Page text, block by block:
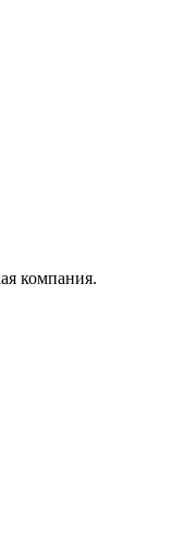
компания.